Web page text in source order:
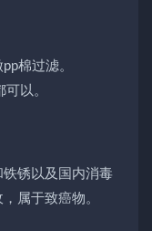
棉过滤。
以。
锈以及国内消毒
属于致癌物。